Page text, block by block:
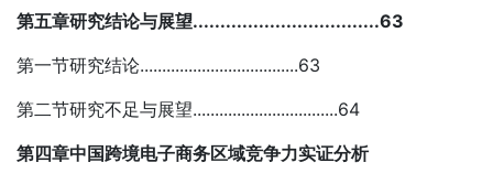
第五章研究结论与展望..................................63
第一节研究结论....................................63
第二节研究不足与展望.................................64
第四章中国跨境电子商务区域竞争力实证分析